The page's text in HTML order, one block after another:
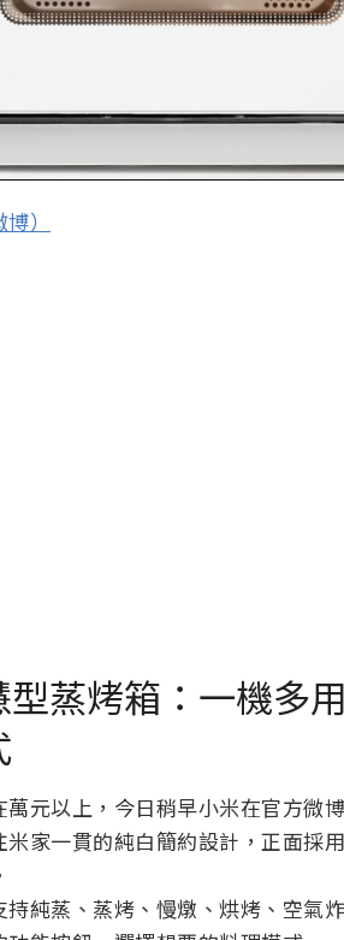
）
蒸烤箱：一機多
元以上，今日稍早小米在官方微
家一貫的純白簡約設計，正面採
純蒸、蒸烤、慢燉、烘烤、空氣